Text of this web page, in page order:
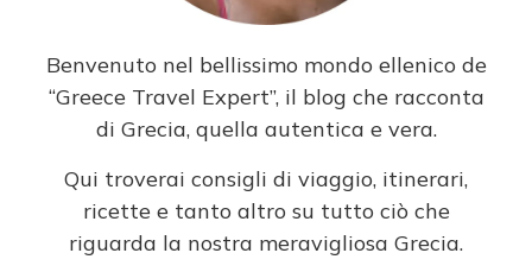
Benvenuto nel bellissimo mondo ellenico de
“Greece Travel Expert”, il blog che racconta
di Grecia, quella autentica e vera.
Qui troverai consigli di viaggio, itinerari,
ricette e tanto altro su tutto ciò che
riguarda la nostra meravigliosa Grecia.